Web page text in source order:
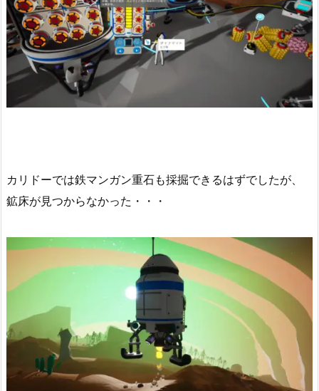
カリドーでは鉄マンガン重石も採掘できるはずでしたが、
鉱床が見つからなかった・・・